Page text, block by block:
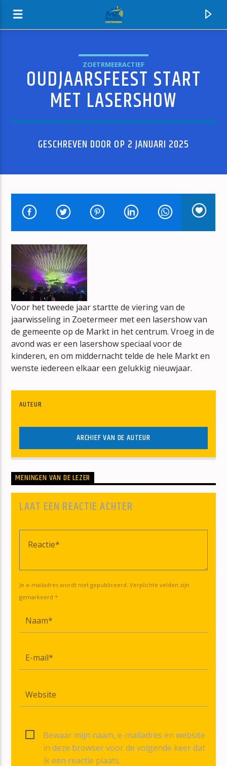
MZ-RADIO
HUIDIG NUMMER
SPECIALE AANBIEDING
DE NED TOP 40 SPECIALE AANBIEDING
mz-radio
ZOETRMEERACTIEF
OUDJAARSFEEST START
MET LASERSHOW
GESCHREVEN DOOR OP 2 JANUARI 2025
Voor het tweede jaar startte de viering van de
jaarwisseling in Zoetermeer met een lasershow van
de gemeente op de Markt in het centrum. Vroeg in de
avond was er een lasershow speciaal voor de
kinderen, en om middernacht telde de hele Markt en
wenste iedereen elkaar een gelukkig nieuwjaar.
AUTEUR
ARCHIEF VAN DE AUTEUR
MENINGEN VAN DE LEZER
LAAT EEN REACTIE ACHTER
Je e-mailadres wordt niet gepubliceerd. Verplichte velden zijn
gemarkeerd *
Bewaar mijn naam, e-mailadres en website
in deze browser voor de volgende keer dat
ik een reactie plaats.